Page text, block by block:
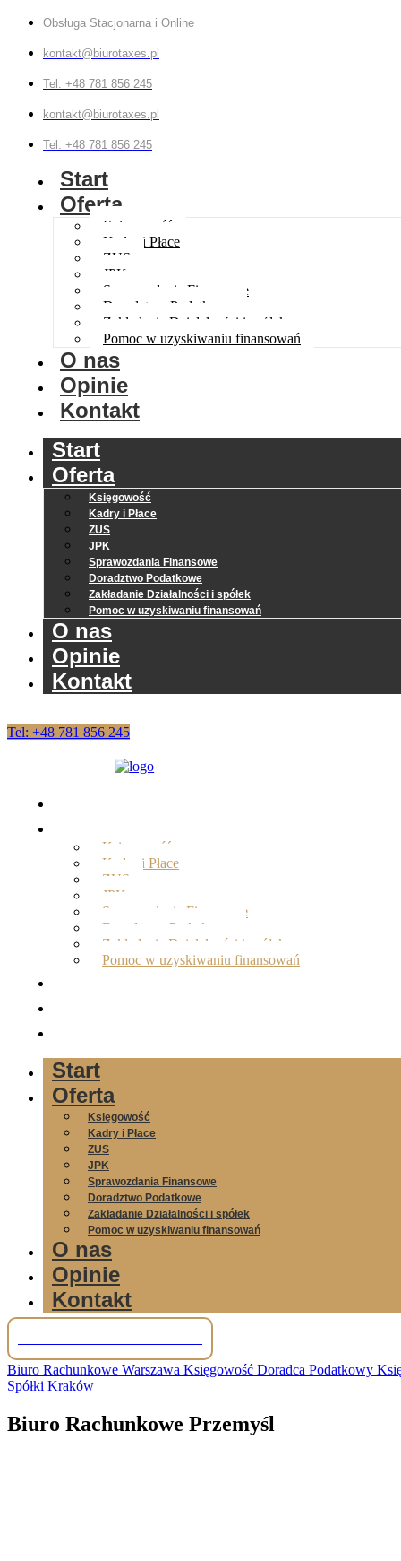
Obsługa Stacjonarna i Online
kontakt@biurotaxes.pl
Tel: +48 781 856 245
kontakt@biurotaxes.pl
Tel: +48 781 856 245
Start
Oferta
Księgowość
Kadry i Płace
ZUS
JPK
Sprawozdania Finansowe
Doradztwo Podatkowe
Zakładanie Działalności i spółek
Pomoc w uzyskiwaniu finansowań
O nas
Opinie
Kontakt
Start
Oferta
Księgowość
Kadry i Płace
ZUS
JPK
Sprawozdania Finansowe
Doradztwo Podatkowe
Zakładanie Działalności i spółek
Pomoc w uzyskiwaniu finansowań
O nas
Opinie
Kontakt
Tel: +48 781 856 245
Księgowość
Kadry i Płace
ZUS
JPK
Sprawozdania Finansowe
Doradztwo Podatkowe
Zakładanie Działalności i spółek
Pomoc w uzyskiwaniu finansowań
Start
Oferta
Księgowość
Kadry i Płace
ZUS
JPK
Sprawozdania Finansowe
Doradztwo Podatkowe
Zakładanie Działalności i spółek
Pomoc w uzyskiwaniu finansowań
O nas
Opinie
Kontakt
Biuro Rachunkowe Warszawa Księgowość Doradca Podatkowy
Spółki Kraków
Biuro Rachunkowe Przemyśl